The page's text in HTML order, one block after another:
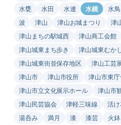
水甕 水田 水連 水鏡 水鳥
波
津山 津山お城まつり
津
津山まちの駅城西
津山商工会館
津山城東まち歩き
津山城東むか
津山城東街並保存地区
津山工芸
津山市
津山市役所
津山市東
津山市立文化展示ホール
津山市
津山民芸協会
津軽三味線 活
湯呑み
満月 漆 漆芸 火鉢